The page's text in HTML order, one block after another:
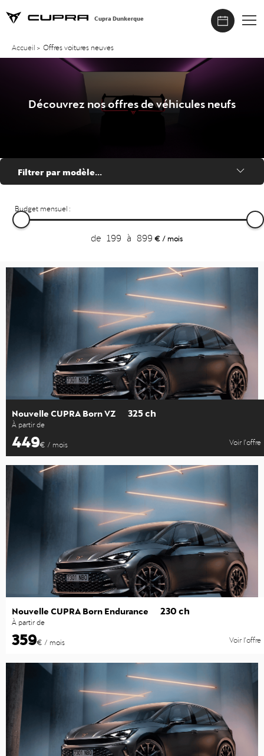
Cupra Dunkerque
Accueil > Offres voitures neuves
Découvrez nos offres de véhicules neufs
Filtrer par modèle...
Budget mensuel :
de 199 à 899 € / mois
Nouvelle CUPRA Born VZ 325 ch
À partir de
449€ / mois Voir l’offre
Nouvelle CUPRA Born Endurance 230 ch
À partir de
359€ / mois Voir l’offre